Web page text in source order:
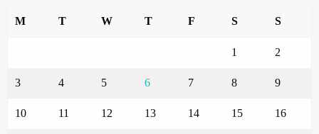
M T W T F S S
1 2
3 4 5 6 7 8 9
10 11 12 13 14 15 16